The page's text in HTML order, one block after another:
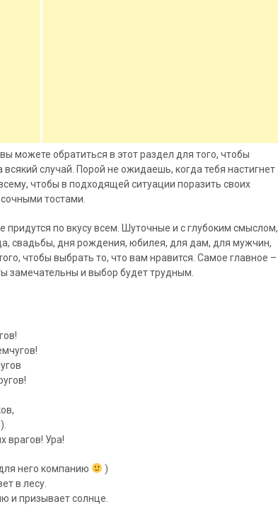
можете обратиться в этот раздел для того, чтобы
всякий случай. Порой не ожидаешь, когда тебя настигнет
чтобы в подходящей ситуации поразить своих
тостами.
придутся по вкусу всем. Шуточные и с глубоким смыслом,
свадьбы, дня рождения, юбилея, для дам, для мужчин,
чтобы выбрать то, что вам нравится. Самое главное –
замечательны и выбор будет трудным.
врагов! Ура!
него компанию
)
в лесу.
и призывает солнце.